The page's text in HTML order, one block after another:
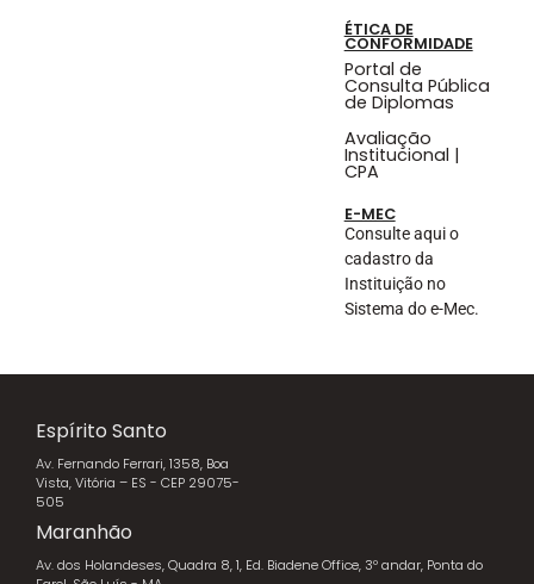
ÉTICA DE
CONFORMIDADE
Portal de
Consulta Pública
de Diplomas
Avaliação
Institucional |
CPA
E-MEC
Consulte aqui o
cadastro da
Instituição no
Sistema do e-Mec.
Espírito Santo
Av. Fernando Ferrari, 1358, Boa
Vista, Vitória – ES - CEP 29075-
505
Maranhão
Av. dos Holandeses, Quadra 8, 1, Ed. Biadene Office, 3º andar, Ponta do